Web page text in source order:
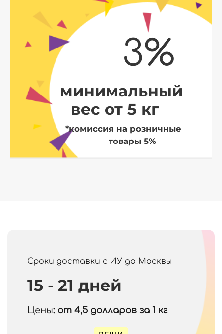
3%
минимальный
вес от 5 кг
*комиссия на розничные
товары 5%
Сроки доставки с ИУ до Москвы
15 - 21 дней
Цены: от 4,5 долларов за 1 кг